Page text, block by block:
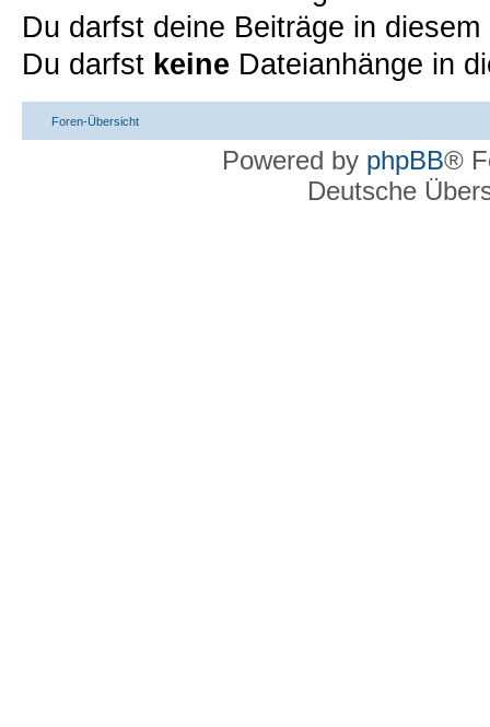
Du darfst deine Beiträge in
Du darfst keine Dateianhänge in
Foren-Übersicht
Powered by phpBB®
Deutsche